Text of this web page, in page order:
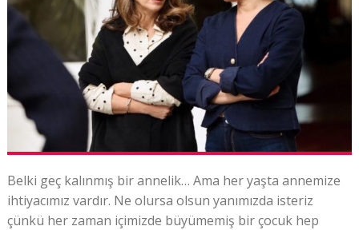
Belki geç kalınmış bir annelik… Ama her yaşta annemize
ihtiyacımız vardır. Ne olursa olsun yanımızda isteriz
çünkü her zaman içimizde büyümemiş bir çocuk hep